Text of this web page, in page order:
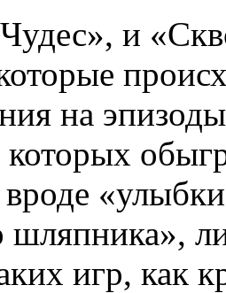
и
на
которых
шляпника»,
игр, как